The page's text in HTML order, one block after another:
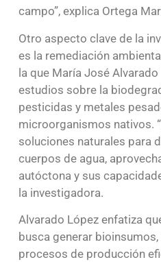
campo”, explica Ortega
Otro aspecto clave de la
es la remediación
la que María José
estudios sobre la
pesticidas y metales
microorganismos nativos.
soluciones naturales para
cuerpos de agua,
autóctona y sus
la investigadora.
Alvarado López enfatiza
busca generar
procesos de producción